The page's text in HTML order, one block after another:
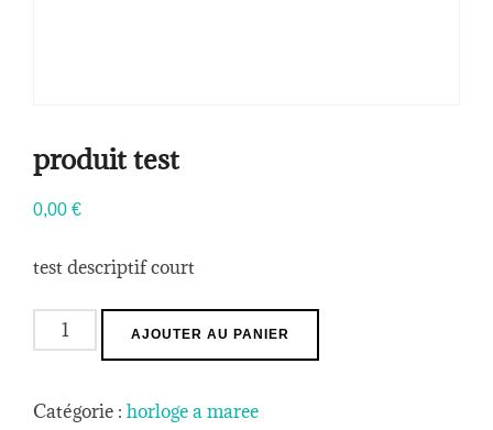
produit test
0,00 €
test descriptif court
quantité
de
test
AJOUTER AU PANIER
Catégorie : horloge a maree